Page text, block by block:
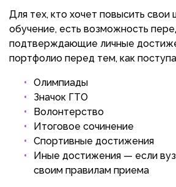
Для тех, кто хочет повысить свои
обучение, есть возможность
подтверждающие личные
портфолио перед тем, как
Олимпиады
Значок ГТО
Волонтерство
Итоговое сочинение
Спортивные достижения
Иные достижения — если
своим правилам приема